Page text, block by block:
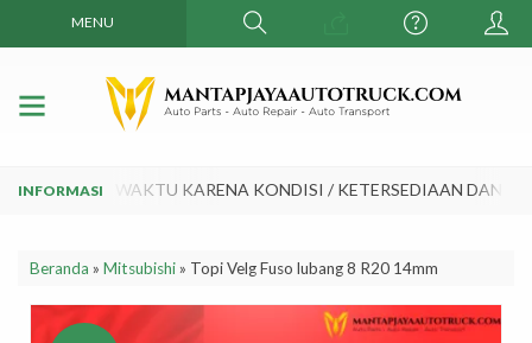
MENU
- WAKTU KARENA KONDISI / KETERSEDIAAN DAN
Beranda » Mitsubishi» Topi Velg Fuso lubang 8 R20 14mm